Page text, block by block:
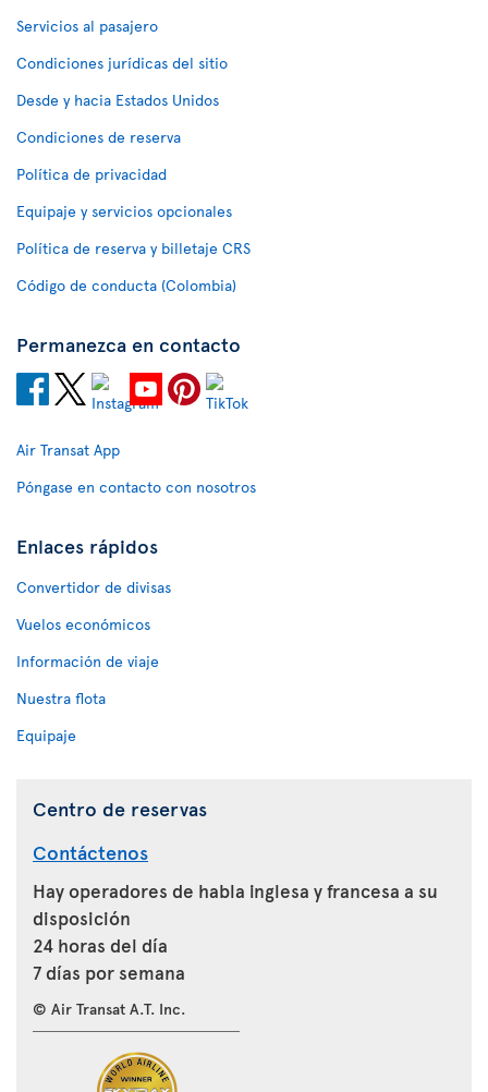
Servicios al pasajero
Condiciones jurídicas del sitio
Desde y hacia Estados Unidos
Condiciones de reserva
Política de privacidad
Equipaje y servicios opcionales
Política de reserva y billetaje CRS
Código de conducta (Colombia)
Permanezca en contacto
Air Transat App
Póngase en contacto con nosotros
Enlaces rápidos
Convertidor de divisas
Vuelos económicos
Información de viaje
Nuestra flota
Equipaje
Centro de reservas
Contáctenos
Hay operadores de habla inglesa y francesa a su
disposición
24 horas del día
7 días por semana
© Air Transat A.T. Inc.